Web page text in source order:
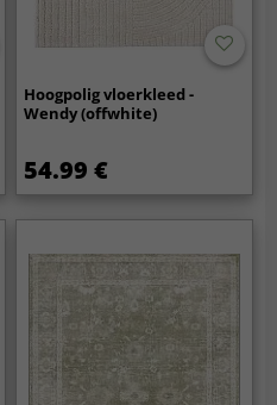
Hoogpolig vloerkleed -
Wendy (offwhite)
54.99 €